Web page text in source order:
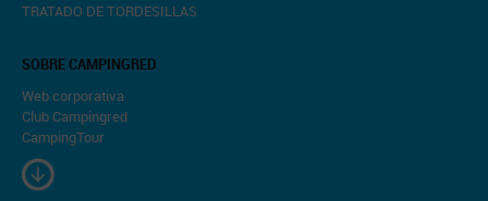
TRATADO DE TORDESILLAS
SOBRE CAMPINGRED
Web corporativa
Club Campingred
CampingTour